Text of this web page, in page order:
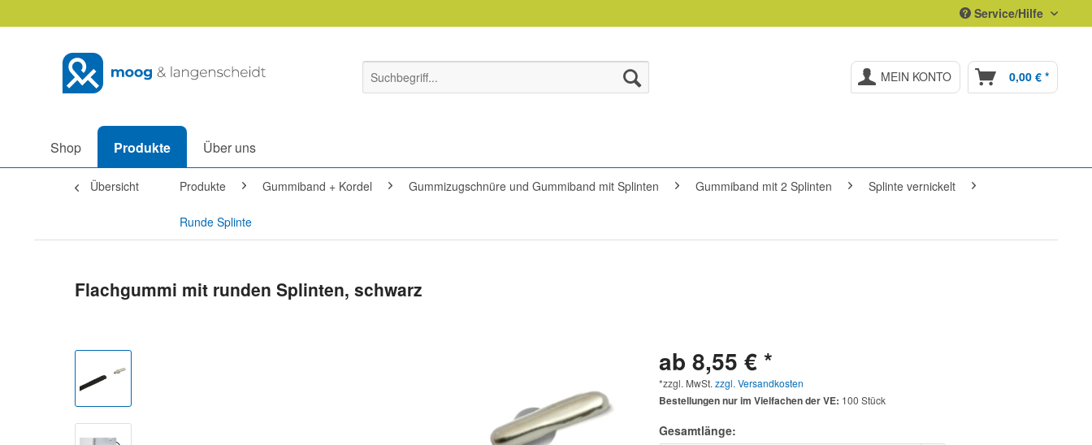
Service/Hilfe
MEIN KONTO 0,00 € *
Shop Produkte Über uns
Übersicht Produkte Gummiband + Kordel Gummizugschnüre und Gummiband mit Splinten Gummiband mit 2 Splinten Splinte vernickelt
Runde Splinte
Flachgummi mit runden Splinten, schwarz
ab 8,55 € *
*zzgl. MwSt.zzgl. Versandkosten
Bestellungen nur im Vielfachen der VE: 100 Stück
Gesamtlänge: